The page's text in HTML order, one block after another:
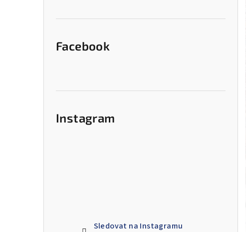
Facebook
Instagram
Sledovat na Instagramu